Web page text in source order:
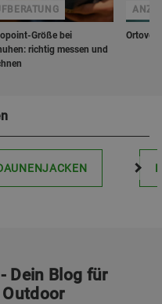
Größe bei
richtig messen und
Ortovox
Dein Blog für
Outdoor